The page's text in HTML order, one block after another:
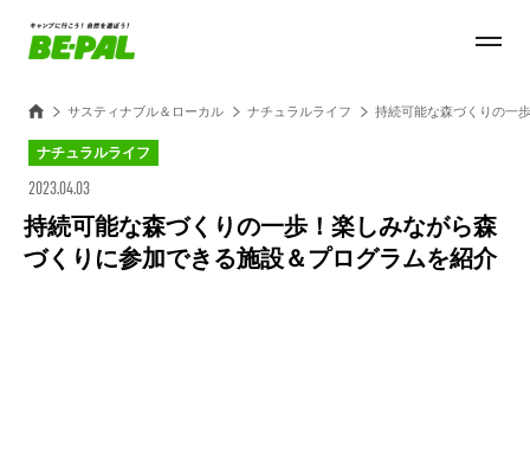
サスティナブル＆ローカル ナチュラルライフ 持続可能な森づくりの一
ナチュラルライフ
2023.04.03
持続可能な森づくりの一歩！楽しみながら森
づくりに参加できる施設＆プログラムを紹介